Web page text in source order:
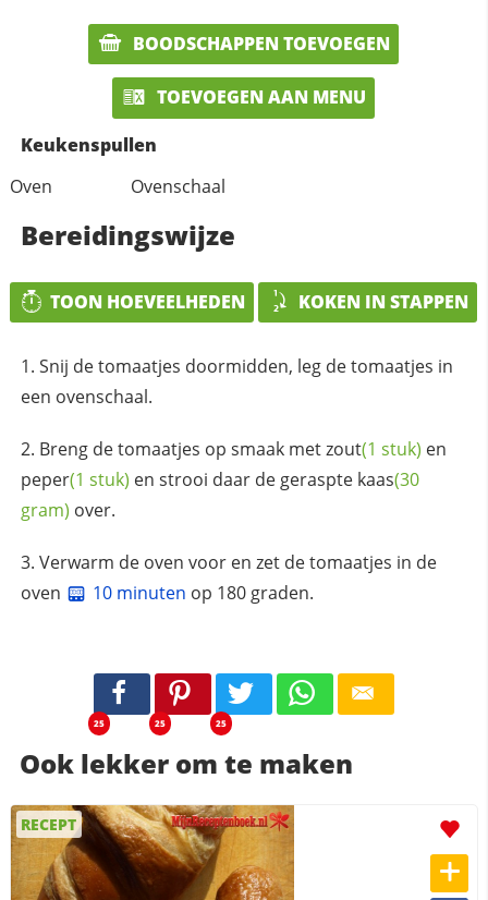
BOODSCHAPPEN TOEVOEGEN
TOEVOEGEN AAN MENU
Keukenspullen
Oven
Ovenschaal
Bereidingswijze
TOON HOEVEELHEDEN KOKEN IN STAPPEN
Snij de tomaatjes doormidden, leg de tomaatjes in
een ovenschaal.
Breng de tomaatjes op smaak metzout(1 stuk) en
peper(1 stuk) en strooi daar de geraspte kaas(30
gram) over.
Verwarm de oven voor en zet de tomaatjes in de
oven
10 minuten op 180 graden.
25 25 25
Ook lekker om te maken
RECEPT